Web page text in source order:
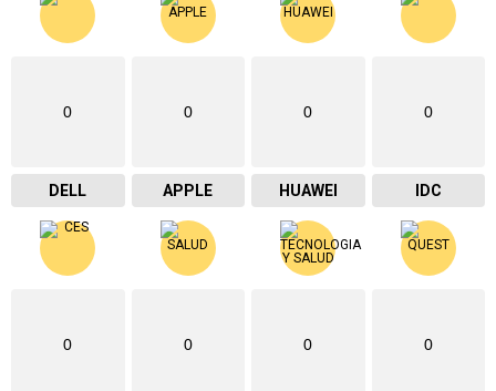
0
DELL
0
APPLE
0
HUAWEI
0
IDC
0 0 0 0